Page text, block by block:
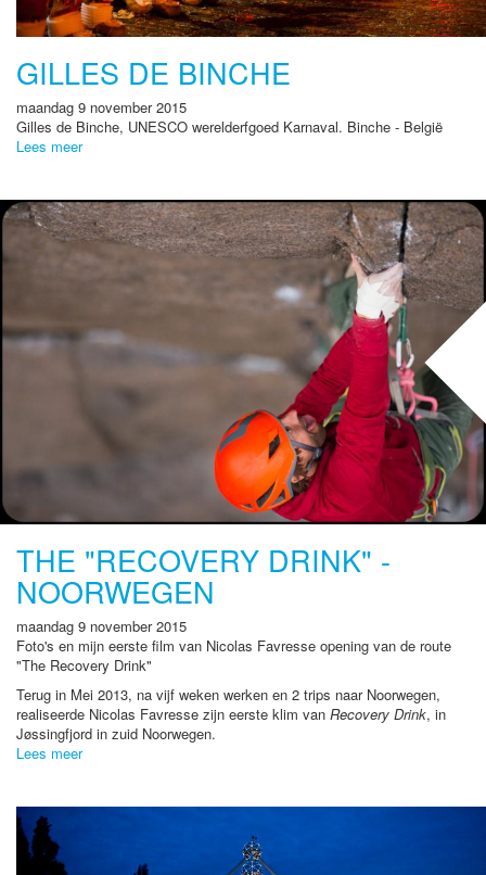
GILLES DE BINCHE
maandag 9 november 2015
Gilles de Binche, UNESCO werelderfgoed Karnaval. Binche - België
Lees meer
THE "RECOVERY DRINK" -
NOORWEGEN
maandag 9 november 2015
Foto's en mijn eerste film van Nicolas Favresse opening van de route
"The Recovery Drink"
Terug in Mei 2013, na vijf weken werken en 2 trips naar Noorwegen,
realiseerde Nicolas Favresse zijn eerste klim van Recovery Drink, in
Jøssingfjord in zuid Noorwegen.
Lees meer